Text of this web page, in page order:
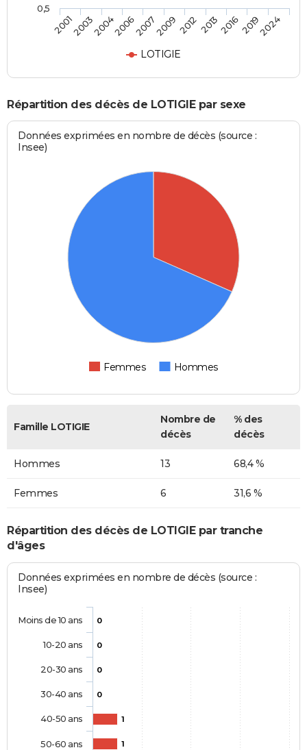
LOTIGIE
20012003200420062007200920122013201620192024
0,5
Répartition des décès de LOTIGIE par sexe
Données exprimées en nombre de décès (source :
Insee)
Femmes Hommes
Famille LOTIGIE
Nombre de
décès
% des
décès
Hommes 13 68,4 %
Femmes 6 31,6 %
Répartition des décès de LOTIGIE par tranche
d'âges
Données exprimées en nombre de décès (source :
Insee)
0
0
0
0
1
1
Moins de 10 ans
10-20 ans
20-30 ans
30-40 ans
40-50 ans
50-60 ans